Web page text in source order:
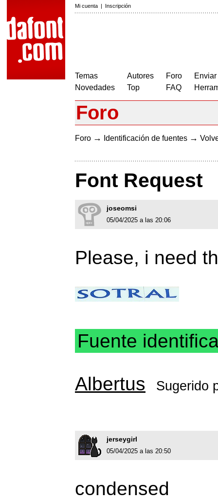
Mi cuenta | Inscripción
Temas
Novedades
Autores
Top
Foro
FAQ
Foro
Foro → Identificación de fuentes →
Font Request
joseomsi
05/04/2025 a las 20:06
Please, i need
Fuente
Albertus Sugerido
jerseygirl
05/04/2025 a las 20:50
condensed